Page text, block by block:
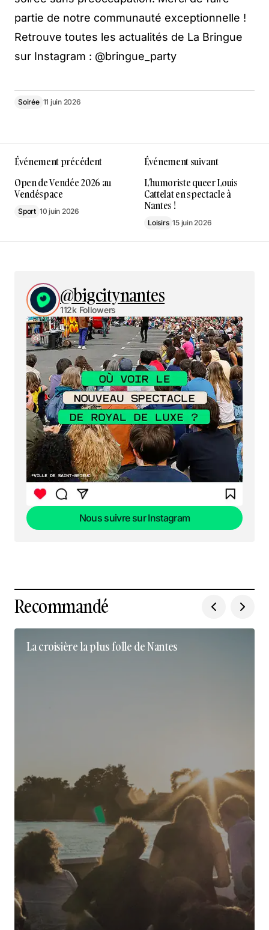
partie de notre communauté exceptionnelle !
Retrouve toutes les actualités de La Bringue
sur Instagram : @bringue_party
Soirée 11 juin 2026
Événement précédent
Open de Vendée 2026 au
Vendéspace
Sport 10 juin 2026
Événement suivant
L’humoriste queer Louis
Cattelat en spectacle à
Nantes !
Loisirs 15 juin 2026
@bigcitynantes
112k Followers
Nous suivre sur Instagram
Recommandé
La croisière la plus folle de Nantes